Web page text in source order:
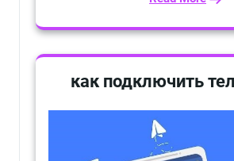
как подключить